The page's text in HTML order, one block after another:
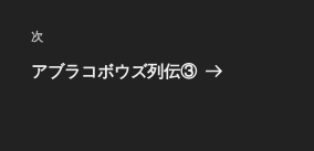
ビ
ゲ
稿
次
の
次
アブラコボウズ列伝③